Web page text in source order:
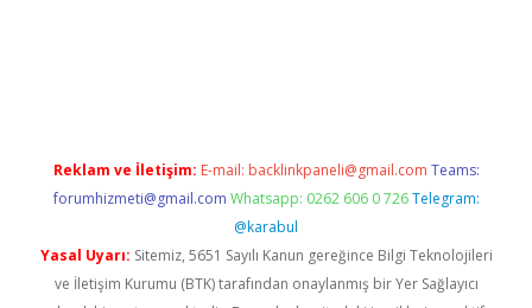
Reklam ve İletişim: E-mail: backlinkpaneli@gmail.com Teams:
forumhizmeti@gmail.com Whatsapp: 0262 606 0 726 Telegram:
@karabul
Yasal Uyarı: Sitemiz, 5651 Sayılı Kanun gereğince Bilgi Teknolojileri
ve İletişim Kurumu (BTK) tarafından onaylanmış bir Yer Sağlayıcı